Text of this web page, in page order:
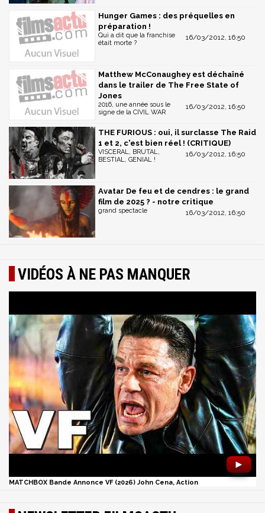
Hunger Games : des préquelles en
préparation !
16/03/2012, 16:50
Qui a dit que la franchise
était morte ?
Matthew McConaughey est déchaîné
dans le trailer de The Free State of
Jones
16/03/2012, 16:50
2016, une année sous le
signe de la CIVIL WAR
THE FURIOUS : oui, il surclasse The Raid
1 et 2, c'est bien réel ! (CRITIQUE)
16/03/2012, 16:50
VISCERAL, BRUTAL,
BESTIAL, GENIAL !
Avatar De feu et de cendres : le grand
film de 2025 ? - notre critique
16/03/2012, 16:50
grand spectacle
VIDÉOS À NE PAS MANQUER
►
MATCHBOX Bande Annonce VF (2026) John Cena, Action